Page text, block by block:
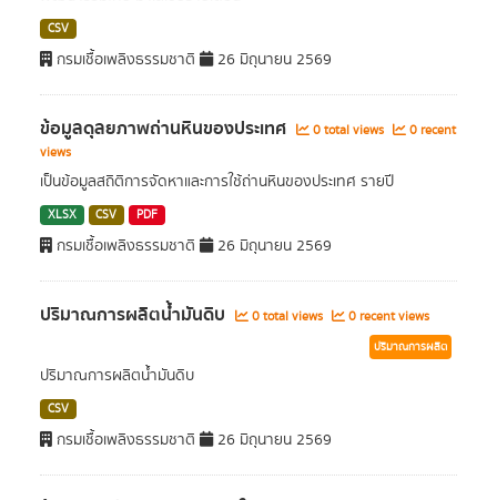
CSV
กรมเชื้อเพลิงธรรมชาติ 26 มิถุนายน 2569
ข้อมูลดุลยภาพถ่านหินของประเทศ 0 total views
0 recent
views
เป็นข้อมูลสถิติการจัดหาและการใช้ถ่านหินของประเทศ รายปี
XLSX CSV PDF
กรมเชื้อเพลิงธรรมชาติ 26 มิถุนายน 2569
ปริมาณการผลิตน้ำมันดิบ 0 total views 0 recent views
ปริมาณการผลิต
ปริมาณการผลิตน้ำมันดิบ
CSV
กรมเชื้อเพลิงธรรมชาติ 26 มิถุนายน 2569